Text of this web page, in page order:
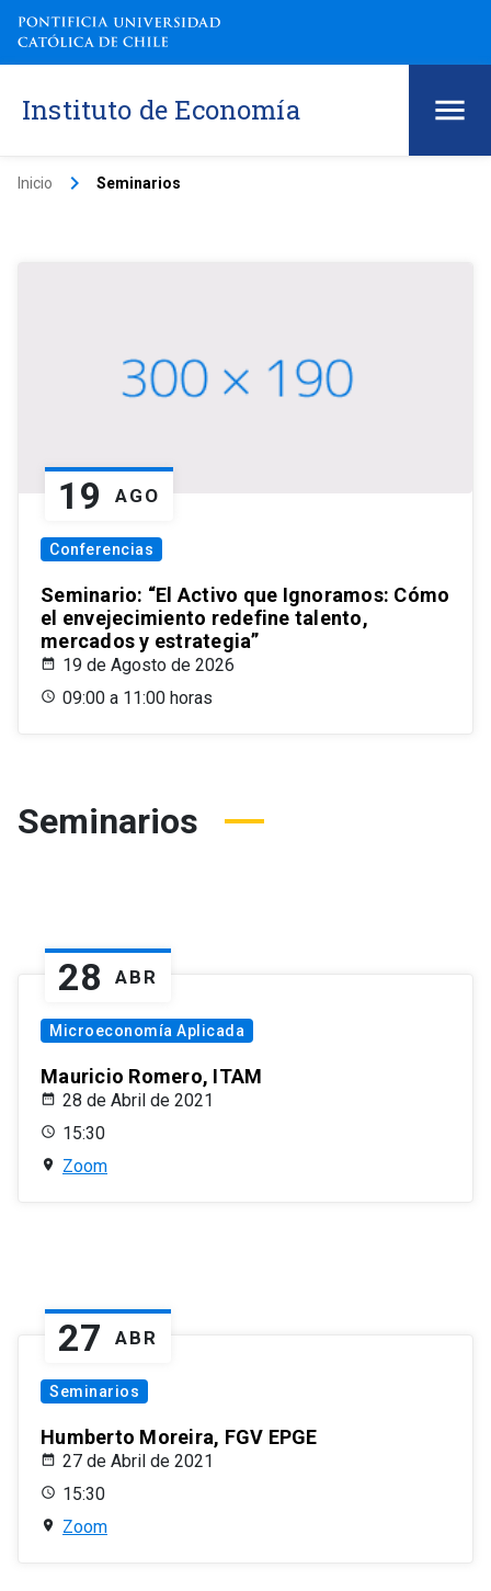
Instituto de Economía
Inicio keyboard_arrow_right Seminarios
19 AGO
Conferencias
Seminario: “El Activo que Ignoramos: Cómo
el envejecimiento redefine talento,
mercados y estrategia”
19 de Agosto de 2026
09:00 a 11:00 horas
Seminarios
28 ABR
Microeconomía Aplicada
Mauricio Romero, ITAM
28 de Abril de 2021
15:30
Zoom
27 ABR
Seminarios
Humberto Moreira, FGV EPGE
27 de Abril de 2021
15:30
Zoom